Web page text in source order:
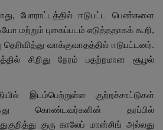
போராட்டத்தில் ஈடுபட்ட பெண்களை
மற்றும் புகைப்படம் எடுத்ததாகக் கூறி,
வாக்குவாதத்தில் ஈடுபட்டனர்.
சிறிது நேரம் பதற்றமான சூழல்
இடம்பெற்றுள்ள குற்றச்சாட்டுகள்
கொண்டவர்களின் தரப்பில்
குரு காலேப் மான்சிங் அல்லது